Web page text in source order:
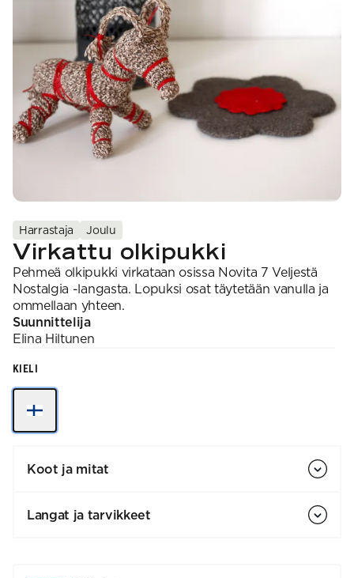
7 Veljestä
Nalle
Wonder Wool
Hehku
1 = ohuin, 7 = paksuin
1. Lace
2. 4-ply
3. Sport
4. DK
5. Aran
6. Chunky
7. Super Chunky
SESONGIN MALLISTOT
SS26 Kirsikka
Simberg & Hanna
Sumari
SS26 Hyvän olon
neuleet
SS26 Auringon
kosketus -
kesämallisto
INSPIROIDU
Yhteisö
Ajankohtaista
Tilaa uutiskirje
Kaikki artikkelit
Harrastaja Joulu
Virkattu olkipukki
Pehmeä olkipukki virkataan osissa Novita 7 Veljestä
Nostalgia -langasta. Lopuksi osat täytetään vanulla ja
ommellaan yhteen.
Suunnittelija
Elina Hiltunen
KIELI
Koot ja mitat
Langat ja tarvikkeet